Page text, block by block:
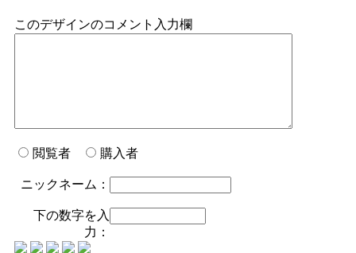
このデザインのコメント入力欄
閲覧者 購入者
ニックネーム：
下の数字を入
力：